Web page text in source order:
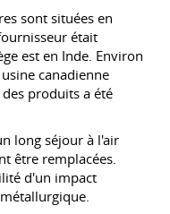
sont situées en
était
est en Inde. Environ
canadienne
produits a été
long séjour à l'air
être remplacées.
d'un impact